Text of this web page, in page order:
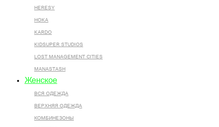
HERESY
HOKA
KARDO
KIDSUPER STUDIOS
LOST MANAGEMENT CITIES
MANASTASH
Женское
ВСЯ ОДЕЖДА
ВЕРХНЯЯ ОДЕЖДА
КОМБИНЕЗОНЫ